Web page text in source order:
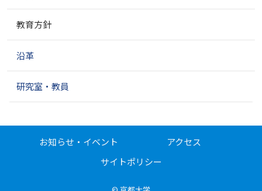
シ
ン
教育方針
沿革
研究室・教員
お知らせ・イベント
アクセス
サイトポリシー